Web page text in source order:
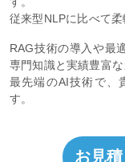
とに応答するため、
RAGを活用すること
RAGの導入によって
性の高い対話体験が
す。
従来型NLPに比べて
RAG技術の導入や最
専門知識と実績豊富